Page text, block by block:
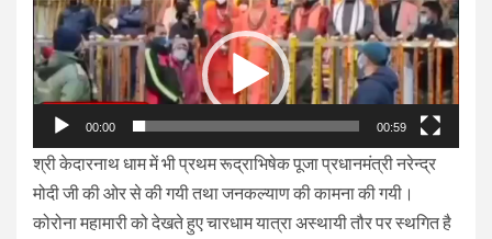
Video
Player
00:00 00:59
श्री केदारनाथ धाम में भी प्रथम रूद्राभिषेक पूजा प्रधानमंत्री नरेन्द्र
मोदी जी की ओर से की गयी तथा जनकल्याण की कामना की गयी।
कोरोना महामारी को देखते हुए चारधाम यात्रा अस्थायी तौर पर स्थगित है